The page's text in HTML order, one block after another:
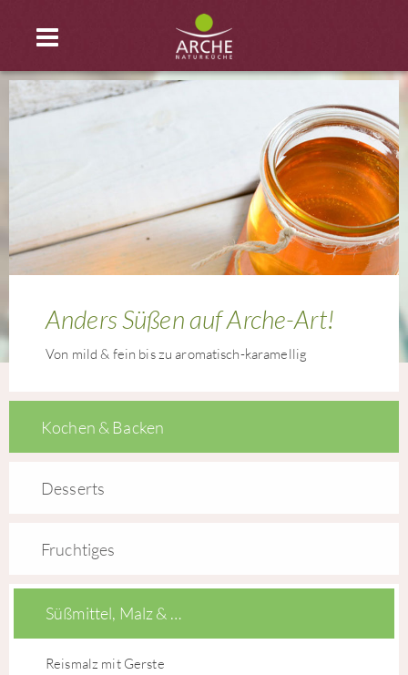
Anders Süßen auf Arche-Art!
Von mild & fein bis zu aromatisch-karamellig
Kochen & Backen
Desserts
Fruchtiges
Süßmittel, Malz & …
Reismalz mit Gerste